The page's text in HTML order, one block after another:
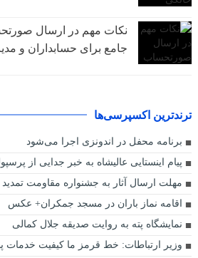
نکات مهم در ارسال
جامع برای حسابداران و
ترندترین اکسپرسی‌ها
برنامه محفل در اندونزی اجرا می‌شود
پیام اینستایی عالیشاه به خبر جدایی از
مهلت ارسال آثار به جشنواره مقاومت
اقامه نماز باران در مسجد جمکران+ عکس
نمایشگاه پته به روایت صدیقه جلال کمالی
وزیر ارتباطات: خط قرمز ما کیفیت